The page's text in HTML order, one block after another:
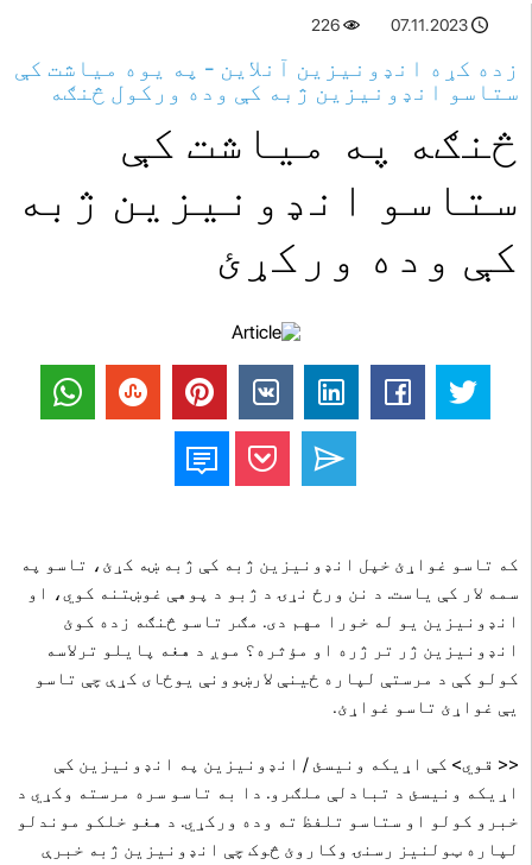
07.11.2023
226
زده کړه انډونیزین آنلاین - په یوه میاشت کې
ستاسو انډونیزین ژبه کې وده ورکول څنګه
څنګه په میاشت کې
ستاسو انډونیزین ژبه
کې وده ورکړئ
که تاسو غواړئ خپل انډونیزین ژبه کې ژبه ښه کړئ، تاسو په
سمه لار کې یاست. د نن ورځ نړۍ د ژبو د پوهې غوښتنه کوي، او
انډونیزین یو له خورا مهم دی. مګر تاسو څنګه زده کوئ
انډونیزین ژر تر ژره او مؤثره؟ موږ د هغه پایلو ترلاسه
کولو کې د مرستې لپاره ځینې لارښوونې یوځای کړې چې تاسو
یې غواړئ تاسو غواړئ.
<< قوي> کې اړیکه ونیسئ / انډونیزین په انډونیزین کې
اړیکه ونیسئ د تبادلې ملګرو. دا به تاسو سره مرسته وکړي د
خبرو کولو او ستاسو تلفظ ته وده ورکړي. د هغو خلکو موندلو
لپاره ټولنیز رسنۍ وکاروئ څوک چې انډونیزین ژبه خبرې